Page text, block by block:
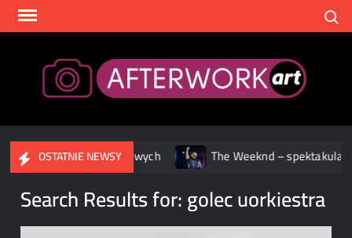
Skip
OSTATNIE NEWSY
streamingowych The Weeknd – spektakularne
Search Results for:golec uorkiestra